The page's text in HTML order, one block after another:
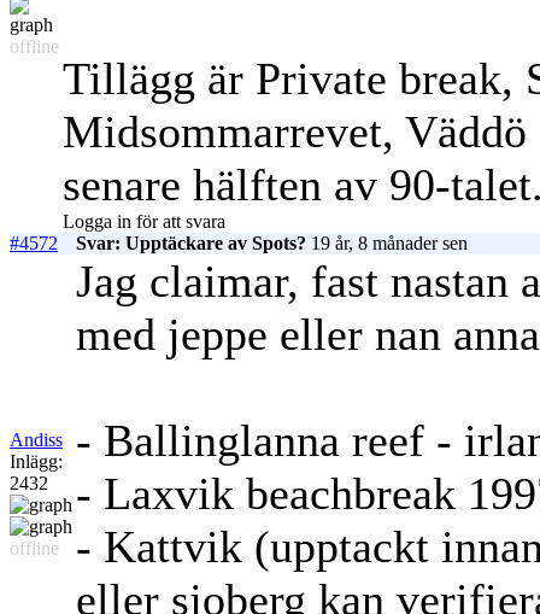
offline
Tillägg är Private break,
Midsommarrevet, Väddö
senare hälften av 90-
Logga in för att svara
#4572
Svar: Upptäckare av Spots? 19 år, 8 månader sen
Andiss
Inlägg:
2432
offline
Jag claimar, fast nastan
med jeppe eller nan
- Ballinglanna reef -
- Laxvik beachbreak
- Kattvik (upptackt
eller sjoberg kan